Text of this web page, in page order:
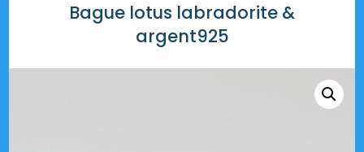
Bague lotus labradorite &
argent925